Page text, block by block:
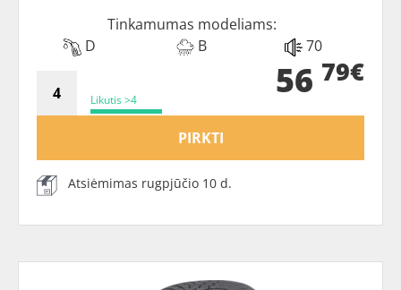
Tinkamumas modeliams:
D
B 70
Likutis >4 56 79€
PIRKTI
Atsiėmimas rugpjūčio 10 d.